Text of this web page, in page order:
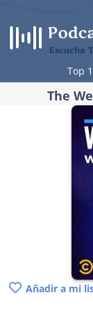
contenido
Escucha
Top
The
Añadir a mi